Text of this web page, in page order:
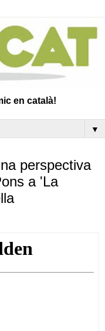
en català!
▼
perspectiva
a 'La